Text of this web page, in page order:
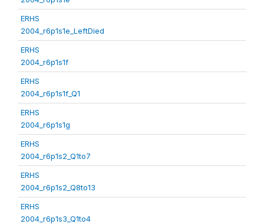
ERHS
2004_r6p1s1e_LeftDied
ERHS
2004_r6p1s1f
ERHS
2004_r6p1s1f_Q1
ERHS
2004_r6p1s1g
ERHS
2004_r6p1s2_Q1to7
ERHS
2004_r6p1s2_Q8to13
ERHS
2004_r6p1s3_Q1to4